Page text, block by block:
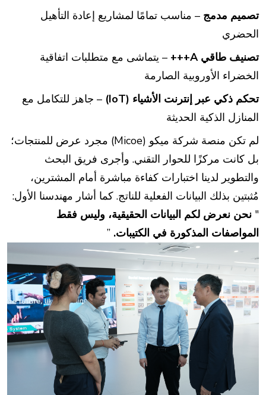
تصميم مدمج – مناسب تمامًا لمشاريع إعادة التأهيل
الحضري
تصنيف طاقي A+++
– يتماشى مع متطلبات اتفاقية
الخضراء الأوروبية الصارمة
تحكم ذكي عبر إنترنت الأشياء (IoT)
– جاهز للتكامل مع
المنازل الذكية الحديثة
لم تكن منصة شركة ميكو (Micoe) مجرد عرض للمنتجات؛
بل كانت مركزًا للحوار التقني. وأجرى فريق البحث
والتطوير لدينا اختبارات كفاءة مباشرة أمام المشترين،
مُثبتين بذلك البيانات الفعلية للناتج. كما أشار مهندسنا الأول:
" نحن نعرض لكم البيانات الحقيقية، وليس فقط
المواصفات المذكورة في الكتيبات. ”